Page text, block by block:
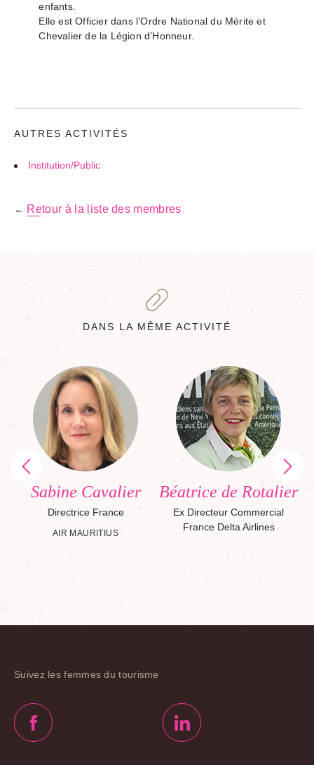
enfants.
Elle est Officier dans l’Ordre National du Mérite et
Chevalier de la Légion d’Honneur.
AUTRES ACTIVITÉS
Institution/Public
← Retour à la liste des membres
DANS LA MÊME ACTIVITÉ
Sabine Cavalier
Directrice France
AIR MAURITIUS
Béatrice de Rotalier
Ex Directeur Commercial
France Delta Airlines
Suivez les femmes du tourisme